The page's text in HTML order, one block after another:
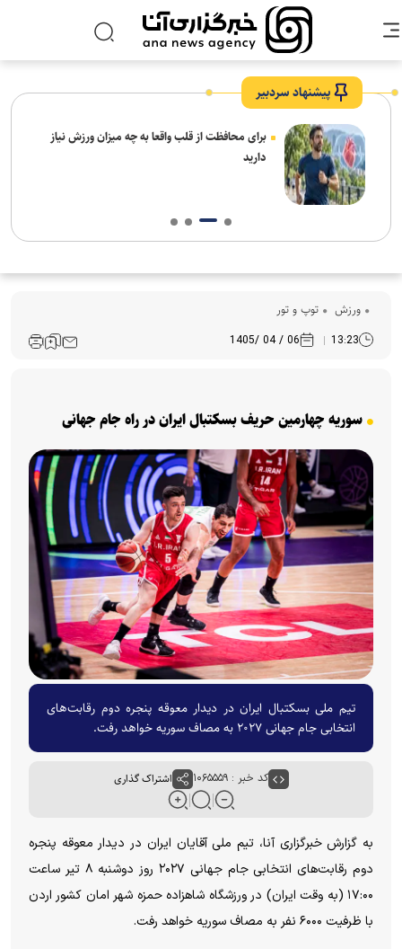
پیشنهاد سردبیر
برای محافظت از قلب واقعا به چه میزان ورزش نیاز
دارید
ورزش توپ و تور
13:23
06 / 04 /1405
سوریه چهارمین حریف بسکتبال ایران در راه جام جهانی
تیم ملی بسکتبال ایران در دیدار معوقه پنجره دوم رقابت‌های
انتخابی جام جهانی ۲۰۲۷ به مصاف سوریه خواهد رفت.
کد خبر : ۱۰۶۵۵۵۹ اشتراک گذاری
به گزارش خبرگزاری آنا، تیم ملی آقایان ایران در دیدار معوقه پنجره
دوم رقابت‌های انتخابی جام جهانی ۲۰۲۷ روز دوشنبه ۸ تیر ساعت
۱۷:۰۰ (به وقت ایران) در ورزشگاه شاهزاده حمزه شهر امان کشور اردن
با ظرفیت ۶۰۰۰ نفر به مصاف سوریه خواهد رفت.